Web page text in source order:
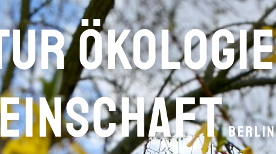
ÖKOLOGIE
BERLIN